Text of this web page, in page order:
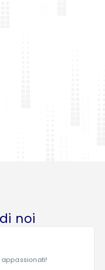
noi